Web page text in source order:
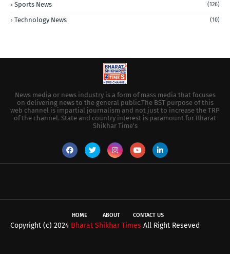
Sports News (126)
Technology News (10)
News media or news industry is a form of mass media that focuses
on delivering news to the general public.The BST purpose of this
web channel is impartial journalism and not just to increase the TRP
of the channel. State and country interest is paramount for Bharat
Shikhar Time's
HOME ABOUT CONTACT US
Copyright (c) 2024 Bharat Shikhar Times All Right Reseved